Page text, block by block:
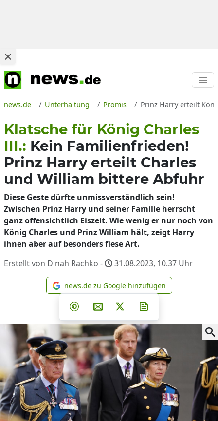
news.de Unterhaltung Promis Prinz Harry erteilt
Klatsche für König Charles
III.: Kein Familienfrieden!
Prinz Harry erteilt Charles
und William bittere Abfuhr
Diese Geste dürfte unmissverständlich sein!
Zwischen Prinz Harry und seiner Familie herrscht
ganz offensichtlich Eiszeit. Wie wenig er nur noch von
König Charles und Prinz William hält, zeigt Harry
ihnen aber auf besonders fiese Art.
Erstellt von Dinah Rachko -
31.08.2023, 10.37 Uhr
news.de zu Google
news.de zu Google hinzufügen
Teilen auf Facebook
Teilen auf Whatsapp
Teilen auf Telegram
Teilen auf Pinterest
Per E-Mail teilen
Post auf X